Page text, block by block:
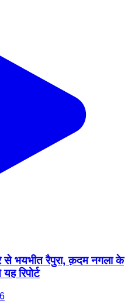
से भयभीत रैपुरा, क़दम नगला के
रिपोर्ट